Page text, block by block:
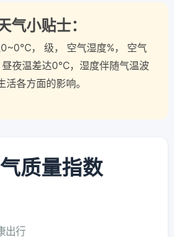
气小贴士：
0~0℃， 级， 空气湿度%， 空气
昼夜温差达0℃，湿度伴随气温波
各方面的影响。
质量指数
出行